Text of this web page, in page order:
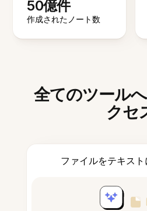
50億件
作成されたノート数
全てのツール
クセ
ファイルをテキス